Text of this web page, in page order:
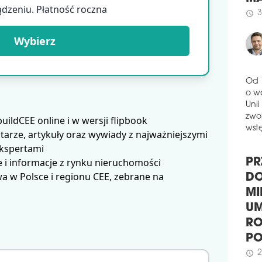
Płatność roczna
Wybierz
online i w wersji flipbook
artykuły oraz wywiady z najważniejszymi
i informacje z rynku nieruchomości
w Polsce i regionu CEE, zebrane na
schedule
schedule
Od
o
schedule